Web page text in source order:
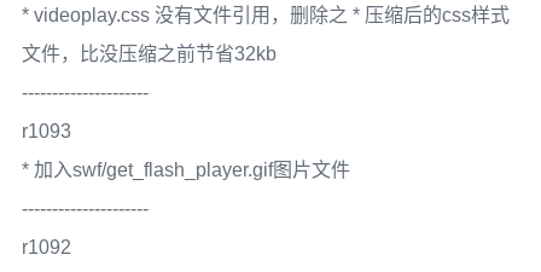
* videoplay.css 没有文件引用，删除之 * 压缩后的css样式
文件，比没压缩之前节省32kb
---------------------
r1093
* 加入swf/get_flash_player.gif图片文件
---------------------
r1092